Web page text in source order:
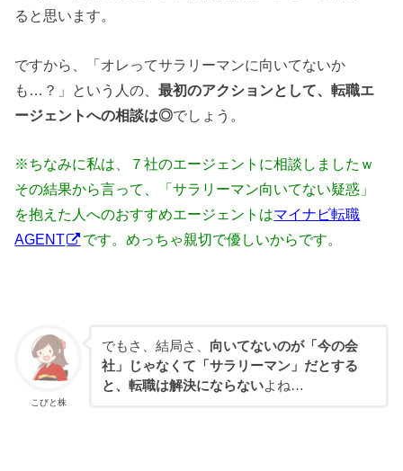
ると思います。
ですから、「オレってサラリーマンに向いてないか
も…？」という人の、最初のアクションとして、転職エ
ージェントへの相談は◎でしょう。
※ちなみに私は、７社のエージェントに相談しましたｗ
その結果から言って、「サラリーマン向いてない疑惑」
を抱えた人へのおすすめエージェントはマイナビ転職
AGENT
です。めっちゃ親切で優しいからです。
こびと株
でもさ、結局さ、 向いてないのが「今の会
社」じゃなくて「サラリーマン」だとする
と、転職は解決にならないよね…